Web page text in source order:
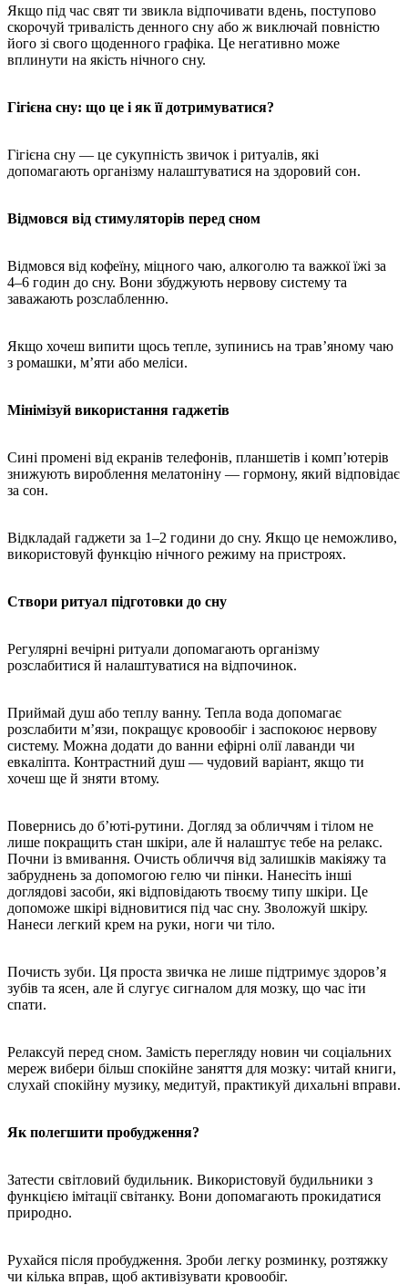
Якщо під час свят ти звикла відпочивати вдень, поступово
скорочуй тривалість денного сну або ж виключай повністю
його зі свого щоденного графіка. Це негативно може
вплинути на якість нічного сну.
Гігієна сну: що це і як її дотримуватися?
Гігієна сну — це сукупність звичок і ритуалів, які
допомагають організму налаштуватися на здоровий сон.
Відмовся від стимуляторів перед сном
Відмовся від кофеїну, міцного чаю, алкоголю та важкої їжі за
4–6 годин до сну. Вони збуджують нервову систему та
заважають розслабленню.
Якщо хочеш випити щось тепле, зупинись на трав’яному чаю
з ромашки, м’яти або меліси.
Мінімізуй використання гаджетів
Сині промені від екранів телефонів, планшетів і комп’ютерів
знижують вироблення мелатоніну — гормону, який відповідає
за сон.
Відкладай гаджети за 1–2 години до сну. Якщо це неможливо,
використовуй функцію нічного режиму на пристроях.
Створи ритуал підготовки до сну
Регулярні вечірні ритуали допомагають організму
розслабитися й налаштуватися на відпочинок.
Приймай душ або теплу ванну. Тепла вода допомагає
розслабити м’язи, покращує кровообіг і заспокоює нервову
систему. Можна додати до ванни ефірні олії лаванди чи
евкаліпта. Контрастний душ — чудовий варіант, якщо ти
хочеш ще й зняти втому.
Повернись до б’юті-рутини. Догляд за обличчям і тілом не
лише покращить стан шкіри, але й налаштує тебе на релакс.
Почни із вмивання. Очисть обличчя від залишків макіяжу та
забруднень за допомогою гелю чи пінки. Нанесіть інші
доглядові засоби, які відповідають твоєму типу шкіри. Це
допоможе шкірі відновитися під час сну. Зволожуй шкіру.
Нанеси легкий крем на руки, ноги чи тіло.
Почисть зуби. Ця проста звичка не лише підтримує здоров’я
зубів та ясен, але й слугує сигналом для мозку, що час іти
спати.
Релаксуй перед сном. Замість перегляду новин чи соціальних
мереж вибери більш спокійне заняття для мозку: читай книги,
слухай спокійну музику, медитуй, практикуй дихальні вправи.
Як полегшити пробудження?
Затести світловий будильник. Використовуй будильники з
функцією імітації світанку. Вони допомагають прокидатися
природно.
Рухайся після пробудження. Зроби легку розминку, розтяжку
чи кілька вправ, щоб активізувати кровообіг.